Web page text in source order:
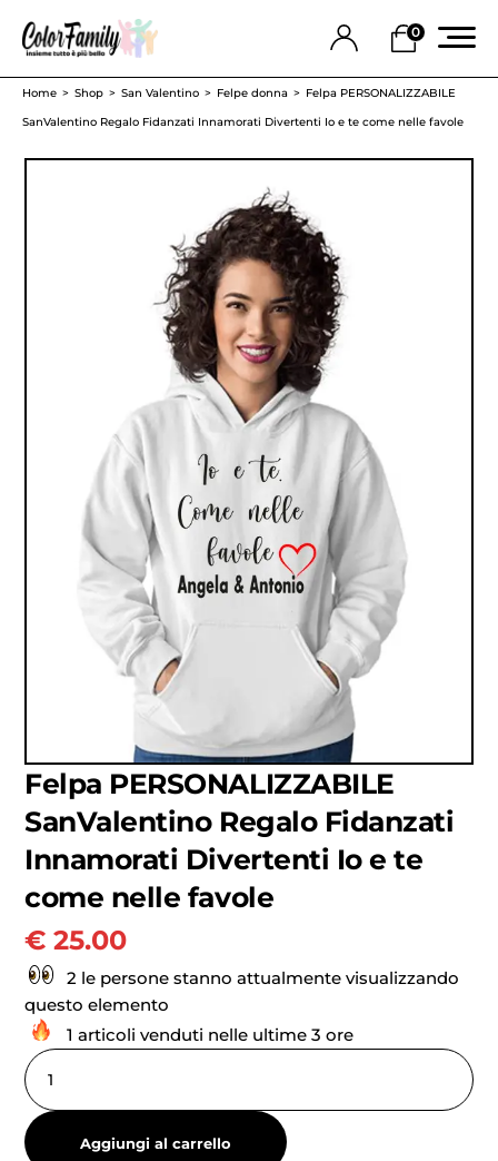
0
Home Shop San Valentino Felpe donna
Felpa PERSONALIZZABILE
SanValentino Regalo Fidanzati Innamorati Divertenti Io e te come nelle favole
Felpa PERSONALIZZABILE
SanValentino Regalo Fidanzati
Innamorati Divertenti Io e te
come nelle favole
€ 25.00
2 le persone stanno attualmente visualizzando
questo elemento
1 articoli venduti nelle ultime 3 ore
Aggiungi al carrello